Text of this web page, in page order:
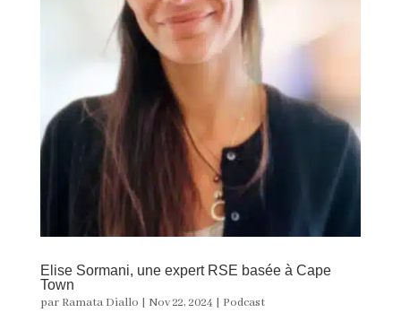
Elise Sormani, une expert RSE basée à Cape
Town
par Ramata Diallo | Nov 22, 2024 | Podcast